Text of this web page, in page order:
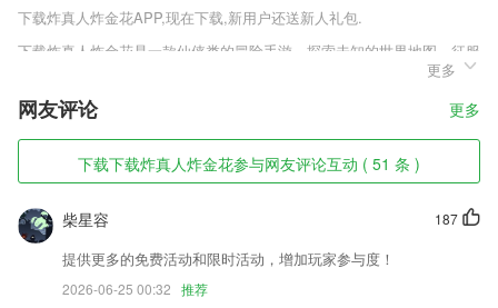
下载炸真人炸金花APP,现在下载,新用户还送新人礼包.
下载炸真人炸金花是一款仙侠类的冒险手游，探索未知的世界地图，征服
异兽，和队友一起战斗，游戏玩法充满挑战性，画风制作精良，在游戏里
可以欣赏到各种美丽的风景，也认识志同道合的小伙伴，快来加入游戏写
下自己的传奇故事，体验更好的冒险快感。
下载炸真人炸金花软件特色
1,创造更多价值
2,【证券从业免费视频】
3,方便患者进行实时候诊队列查询
4,与千万强者争霸榜首，背书见证你的努力。
更多
网友评论 更多
下载下载炸真人炸金花参与网友评论互动 ( 51 条 )
187
柴星容
提供更多的免费活动和限时活动，增加玩家参与度！
2026-06-25 00:32 推荐